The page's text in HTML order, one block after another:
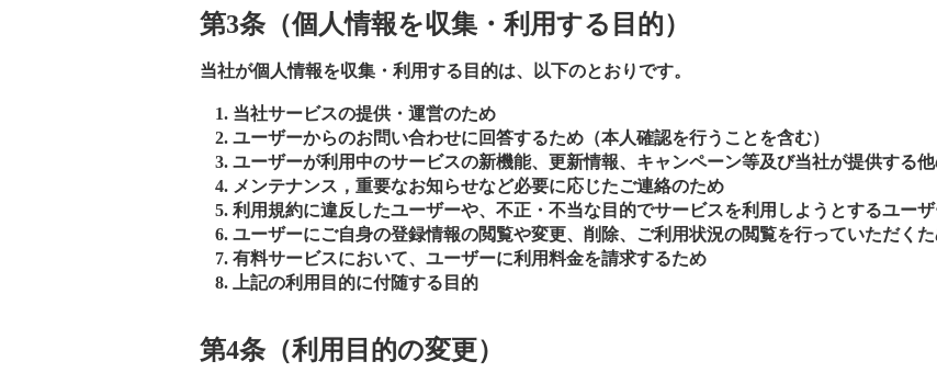
第3条（個人情報を収集・利用する目的）
当社が個人情報を収集・利用する目的は、以下のとおりです。
当社サービスの提供・運営のため
ユーザーからのお問い合わせに回答するため（本人確認を行うことを含む）
ユーザーが利用中のサービスの新機能、更新情報、キャンペーン等及び当社が提供する
メンテナンス，重要なお知らせなど必要に応じたご連絡のため
利用規約に違反したユーザーや、不正・不当な目的でサービスを利用しようとするユー
ユーザーにご自身の登録情報の閲覧や変更、削除、ご利用状況の閲覧を行っていただく
有料サービスにおいて、ユーザーに利用料金を請求するため
上記の利用目的に付随する目的
第4条（利用目的の変更）